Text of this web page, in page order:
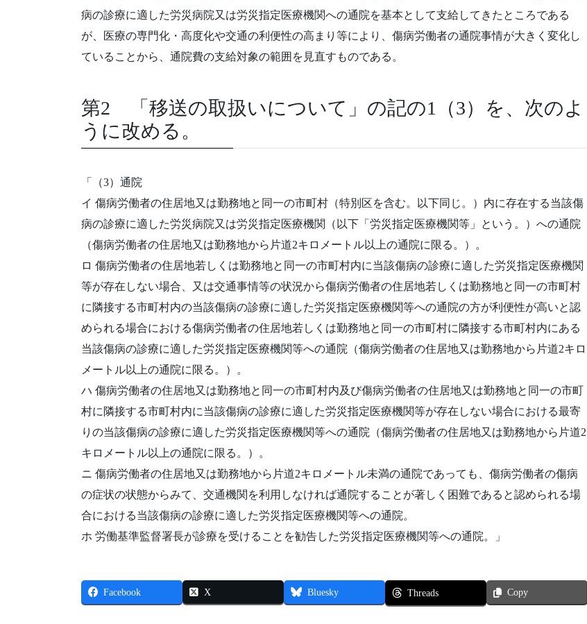
病の診療に適した労災病院又は労災指定医療機関への通院を基本として支給してきたところである
が、医療の専門化・高度化や交通の利便性の高まり等により、傷病労働者の通院事情が大きく変化し
ていることから、通院費の支給対象の範囲を見直すものである。
第2 「移送の取扱いについて」の記の1（3）を、次のよ
うに改める。
「（3）通院
イ 傷病労働者の住居地又は勤務地と同一の市町村（特別区を含む。以下同じ。）内に存在する当該傷
病の診療に適した労災病院又は労災指定医療機関（以下「労災指定医療機関等」という。）への通院
（傷病労働者の住居地又は勤務地から片道2キロメートル以上の通院に限る。）。
ロ 傷病労働者の住居地若しくは勤務地と同一の市町村内に当該傷病の診療に適した労災指定医療機関
等が存在しない場合、又は交通事情等の状況から傷病労働者の住居地若しくは勤務地と同一の市町村
に隣接する市町村内の当該傷病の診療に適した労災指定医療機関等への通院の方が利便性が高いと認
められる場合における傷病労働者の住居地若しくは勤務地と同一の市町村に隣接する市町村内にある
当該傷病の診療に適した労災指定医療機関等への通院（傷病労働者の住居地又は勤務地から片道2キロ
メートル以上の通院に限る。）。
ハ 傷病労働者の住居地又は勤務地と同一の市町村内及び傷病労働者の住居地又は勤務地と同一の市町
村に隣接する市町村内に当該傷病の診療に適した労災指定医療機関等が存在しない場合における最寄
りの当該傷病の診療に適した労災指定医療機関等への通院（傷病労働者の住居地又は勤務地から片道2
キロメートル以上の通院に限る。）。
ニ 傷病労働者の住居地又は勤務地から片道2キロメートル未満の通院であっても、傷病労働者の傷病
の症状の状態からみて、交通機関を利用しなければ通院することが著しく困難であると認められる場
合における当該傷病の診療に適した労災指定医療機関等への通院。
ホ 労働基準監督署長が診療を受けることを勧告した労災指定医療機関等への通院。」
Facebook X Bluesky Threads Copy